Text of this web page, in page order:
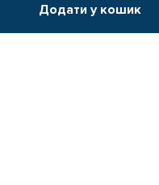
Додати у кошик